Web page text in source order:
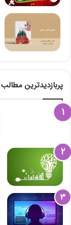
پربازدیدترین مطالب